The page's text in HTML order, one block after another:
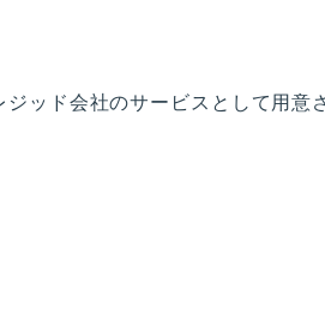
ッド会社のサービスとして用意